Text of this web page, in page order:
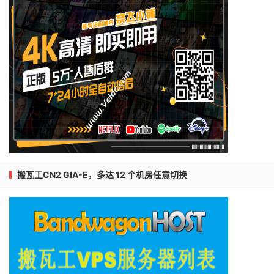
搬瓦工CN2 GIA-E，多达 12 个机房任意切换